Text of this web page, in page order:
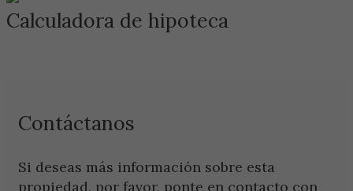
Calculadora de hipoteca
Contáctanos
Si deseas más información sobre esta
propiedad, por favor, ponte en contacto con